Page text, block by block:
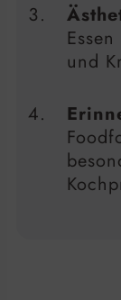
und